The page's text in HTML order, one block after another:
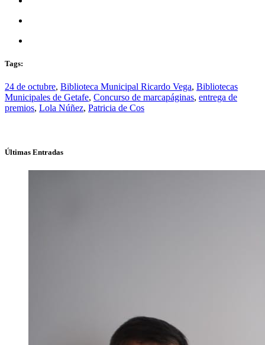
Tags:
24 de octubre, Biblioteca Municipal Ricardo Vega, Bibliotecas
Municipales de Getafe, Concurso de marcapáginas, entrega de
premios, Lola Núñez, Patricia de Cos
Últimas Entradas